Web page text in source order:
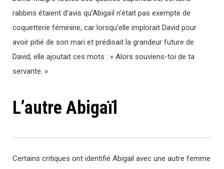
rabbins étaient d’avis qu’Abigaïl n’était pas exempte de
coquetterie féminine, car lorsqu’elle implorait David pour
avoir pitié de son mari et prédisait la grandeur future de
David, elle ajoutait ces mots : « Alors souviens-toi de ta
servante. »
L’autre Abigaïl
Certains critiques ont identifié Abigail avec une autre femme